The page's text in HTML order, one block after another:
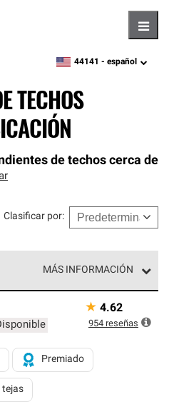
zipcode, language
44141 - español
TECHOS
de techos cerca de
Clasificar por:
MÁS INFORMACIÓN
superior de nuestra red
estrictos de
mejor garantía de
Premiado
tejas
★ 4.62
954 reseñas